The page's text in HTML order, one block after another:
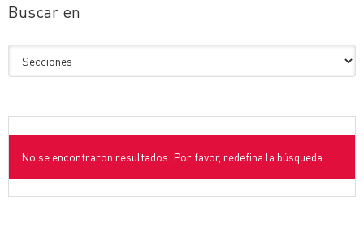
Buscar en
No se encontraron resultados. Por favor, redefina la búsqueda.